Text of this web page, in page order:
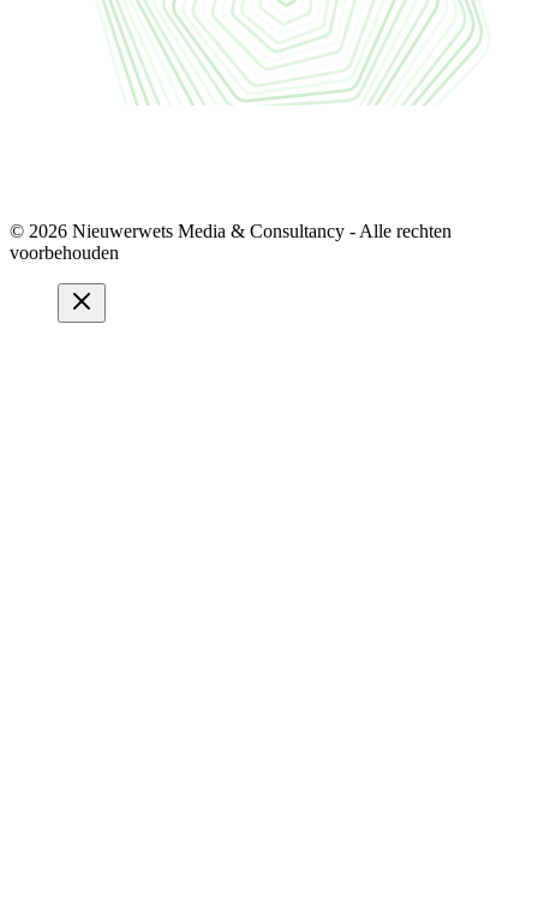
© 2026 Nieuwerwets Media & Consultancy - Alle rechten
voorbehouden